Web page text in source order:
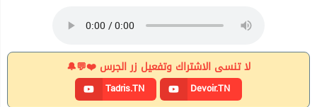
لا تنسى الاشتراك وتفعيل زر الجرس ❤️💬🔔
Tadris.TN Devoir.TN